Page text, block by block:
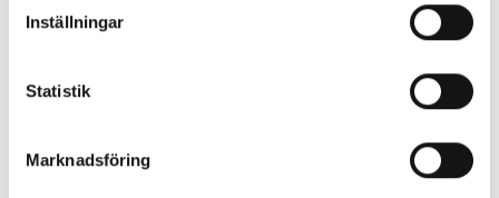
Inställningar
Statistik
Marknadsföring
näringsministeriet till utvecklings- och förvaltningscentret